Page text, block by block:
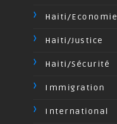
Haiti/Economie
Haiti/Justice
Haiti/Sécurité
Immigration
International